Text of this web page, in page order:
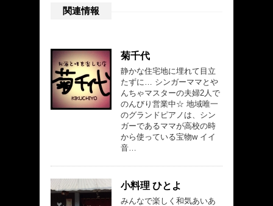
関連情報
菊千代
静かな住宅地に埋れて目立
たずに… シンガーママとや
んちゃマスターの夫婦2人で
のんびり営業中☆ 地域唯一
のグランドピアノは、シン
ガーであるママが高校の時
から使っている宝物w イイ
音…
小料理 ひとよ
みんなで楽しく和気あいあ